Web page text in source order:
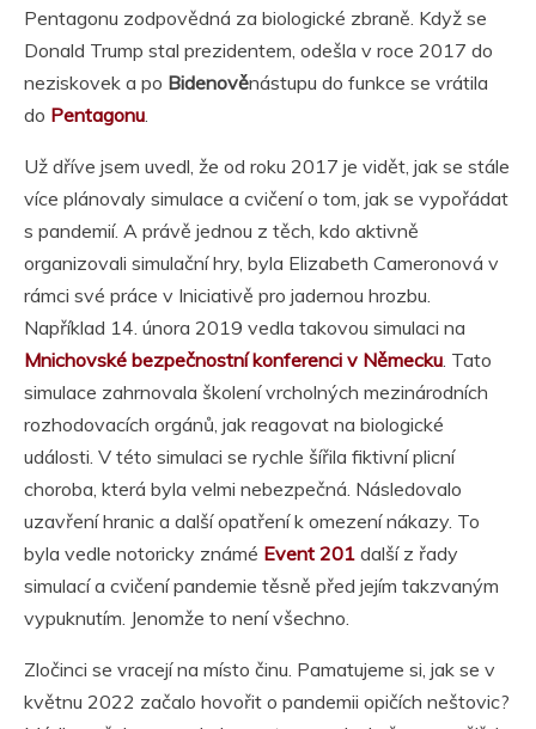
Pentagonu zodpovědná za biologické zbraně. Když se
Donald Trump stal prezidentem, odešla v roce 2017 do
neziskovek a po Bidenověnástupu do funkce se vrátila
do Pentagonu.
Už dříve jsem uvedl, že od roku 2017 je vidět, jak se stále
více plánovaly simulace a cvičení o tom, jak se vypořádat
s pandemií. A právě jednou z těch, kdo aktivně
organizovali simulační hry, byla Elizabeth Cameronová v
rámci své práce v Iniciativě pro jadernou hrozbu.
Například 14. února 2019 vedla takovou simulaci na
Mnichovské bezpečnostní konferenci v Německu. Tato
simulace zahrnovala školení vrcholných mezinárodních
rozhodovacích orgánů, jak reagovat na biologické
události. V této simulaci se rychle šířila fiktivní plicní
choroba, která byla velmi nebezpečná. Následovalo
uzavření hranic a další opatření k omezení nákazy. To
byla vedle notoricky známé Event 201 další z řady
simulací a cvičení pandemie těsně před jejím takzvaným
vypuknutím. Jenomže to není všechno.
Zločinci se vracejí na místo činu. Pamatujeme si, jak se v
květnu 2022 začalo hovořit o pandemii opičích neštovic?